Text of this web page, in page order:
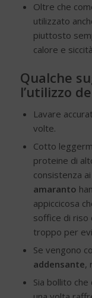
Oltre che
utilizzato
piuttosto
calore e
Qualche
l’utilizzo
Lavare
volte.
Cotto
proteine di
consistenza
amaranto
appiccicosa
soffice di riso
troppo per
Se vengono
addensante,
Sia bollito